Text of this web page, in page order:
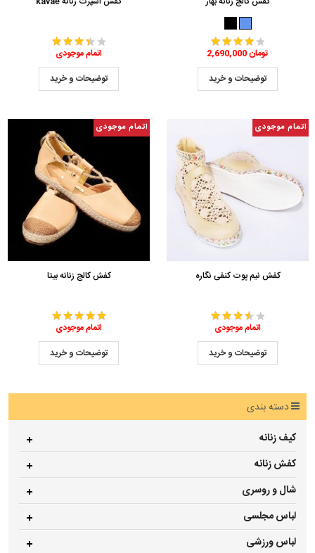
2,690,000 تومان
توضیحات و خرید
اتمام موجودی
توضیحات و خرید
اتمام موجودی
کفش نیم پوت کنفی نگاره
اتمام موجودی
توضیحات و خرید
اتمام موجودی
کفش کالج زنانه بیتا
اتمام موجودی
توضیحات و خرید
دسته بندی
کیف زنانه
کفش زنانه
شال و روسری
لباس مجلسی
لباس ورزشی